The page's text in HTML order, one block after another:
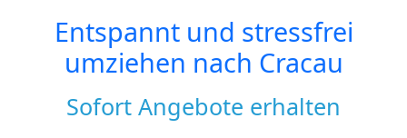
Entspannt und stressfrei
umziehen nach Cracau
Sofort Angebote erhalten